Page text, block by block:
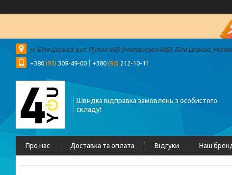
м. Біла Церква, вул. Пулюя 48Б (Матросова 48Б), Біла Церква,
+380 (93) 309-49-00 +380 (96) 212-10-11
Швидка відправка замовлень з особистого
складу!
Про нас Доставка та оплата Відгуки Наш